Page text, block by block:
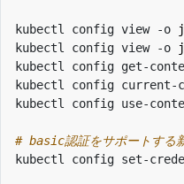
kubectl config view -o
kubectl config view -o
kubectl
kubectl
kubectl config use-
# basic認証をサポートする
kubectl config set-